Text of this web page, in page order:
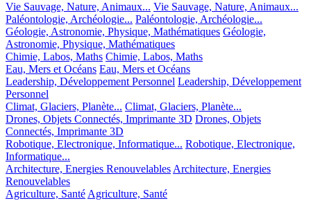
Vie Sauvage, Nature, Animaux... Vie Sauvage, Nature, Animaux...
Paléontologie, Archéologie... Paléontologie, Archéologie...
Géologie, Astronomie, Physique, Mathématiques Géologie,
Astronomie, Physique, Mathématiques
Chimie, Labos, Maths Chimie, Labos, Maths
Eau, Mers et Océans Eau, Mers et Océans
Leadership, Développement Personnel Leadership, Développement
Personnel
Climat, Glaciers, Planète... Climat, Glaciers, Planète...
Drones, Objets Connectés, Imprimante 3D Drones, Objets
Connectés, Imprimante 3D
Robotique, Electronique, Informatique... Robotique, Electronique,
Informatique...
Architecture, Energies RenouvelablesArchitecture, Energies
Renouvelables
Agriculture, SantéAgriculture, Santé